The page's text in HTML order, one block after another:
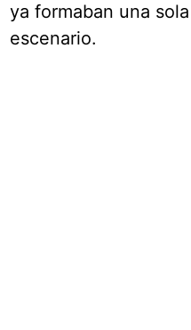
ya formaban una
escenario.